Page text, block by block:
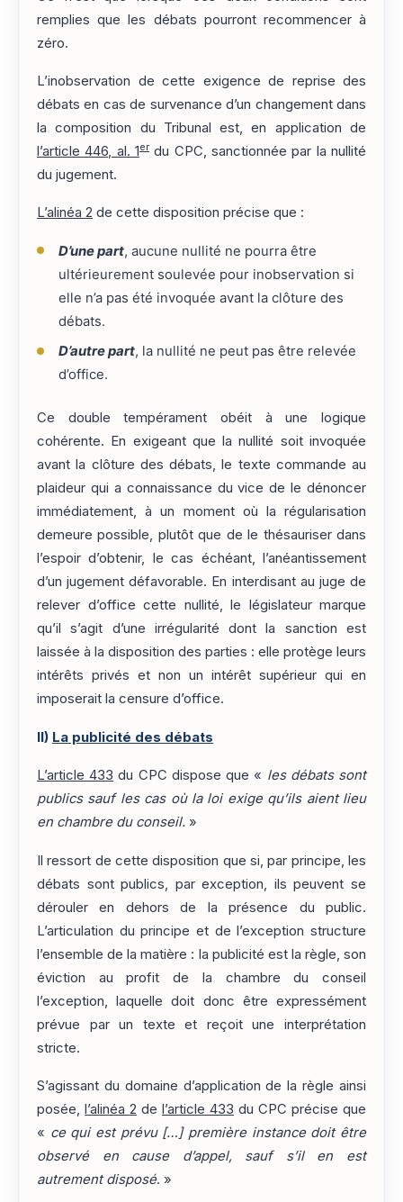
remplies que les débats pourront recommencer à
zéro.
L’inobservation de cette exigence de reprise des
débats en cas de survenance d’un changement dans
la composition du Tribunal est, en application de
l’article 446, al. 1er du CPC, sanctionnée par la nullité
du jugement.
L’alinéa 2 de cette disposition précise que :
D’une part, aucune nullité ne pourra être
ultérieurement soulevée pour inobservation si
elle n’a pas été invoquée avant la clôture des
débats.
D’autre part, la nullité ne peut pas être relevée
d’office.
Ce double tempérament obéit à une logique
cohérente. En exigeant que la nullité soit invoquée
avant la clôture des débats, le texte commande au
plaideur qui a connaissance du vice de le dénoncer
immédiatement, à un moment où la régularisation
demeure possible, plutôt que de le thésauriser dans
l’espoir d’obtenir, le cas échéant, l’anéantissement
d’un jugement défavorable. En interdisant au juge de
relever d’office cette nullité, le législateur marque
qu’il s’agit d’une irrégularité dont la sanction est
laissée à la disposition des parties : elle protège leurs
intérêts privés et non un intérêt supérieur qui en
imposerait la censure d’office.
II) La publicité des débats
L’article 433 du CPC dispose que « les débats sont
publics sauf les cas où la loi exige qu’ils aient lieu
en chambre du conseil. »
Il ressort de cette disposition que si, par principe, les
débats sont publics, par exception, ils peuvent se
dérouler en dehors de la présence du public.
L’articulation du principe et de l’exception structure
l’ensemble de la matière : la publicité est la règle, son
éviction au profit de la chambre du conseil
l’exception, laquelle doit donc être expressément
prévue par un texte et reçoit une interprétation
stricte.
S’agissant du domaine d’application de la règle ainsi
posée, l’alinéa 2 de l’article 433 du CPC précise que
« ce qui est prévu […] première instance doit être
observé en cause d’appel, sauf s’il en est
autrement disposé. »